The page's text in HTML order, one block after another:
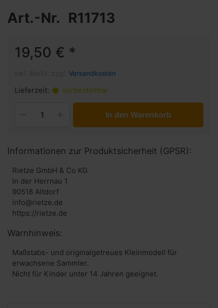
Art.-Nr. R11713
19,50 € *
Versandkosten
Lieferzeit: vorbestellbar
In den Warenkorb
Informationen zur Produktsicherheit (GPSR):
Rietze GmbH & Co KG
In der Herrnau 1
90518 Altdorf
info@rietze.de
https://rietze.de
Warnhinweis:
Maßstabs- und originalgetreues Kleinmodell für
erwachsene Sammler.
Nicht für Kinder unter 14 Jahren geeignet.